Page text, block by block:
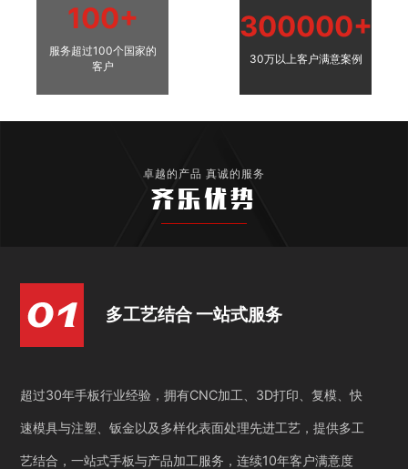
100+
服务超过100个国家的
客户
300000+
30万以上客户满意案例
卓越的产品 真诚的服务
齐乐优势
多工艺结合 一站式服务
超过30年手板行业经验，拥有CNC加工、3D打印、复模、快
速模具与注塑、钣金以及多样化表面处理先进工艺，提供多工
艺结合，一站式手板与产品加工服务，连续10年客户满意度